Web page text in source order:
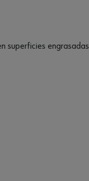
superficies engrasadas